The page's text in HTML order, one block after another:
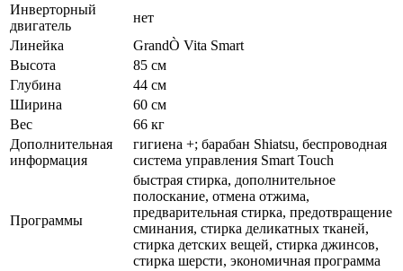
Инверторный
двигатель
нет
Линейка
GrandÒ Vita Smart
Высота
85 см
Глубина
44 см
Ширина
60 см
Вес
66 кг
Дополнительная
информация
гигиена +; барабан Shiatsu, беспроводная
система управления Smart Touch
Программы
быстрая стирка, дополнительное
полоскание, отмена отжима,
предварительная стирка, предотвращение
сминания, стирка деликатных тканей,
стирка детских вещей, стирка джинсов,
стирка шерсти, экономичная программа